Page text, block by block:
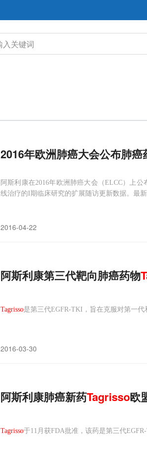
2016年欧洲肺癌大会公布肺癌
阿斯利康在2016年欧洲肺癌大会（ELCC）上
线治疗的I期临床研究的扩展随访更新数据。最
2016-04-22
阿斯利康第三代靶向肺癌药物
Tagrisso是第三代EGFR-TKI，旨在克服对第一
2016-03-30
阿斯利康肺癌新药Tagrisso欧
Tagrisso于11月获FDA批准，该药是第三代